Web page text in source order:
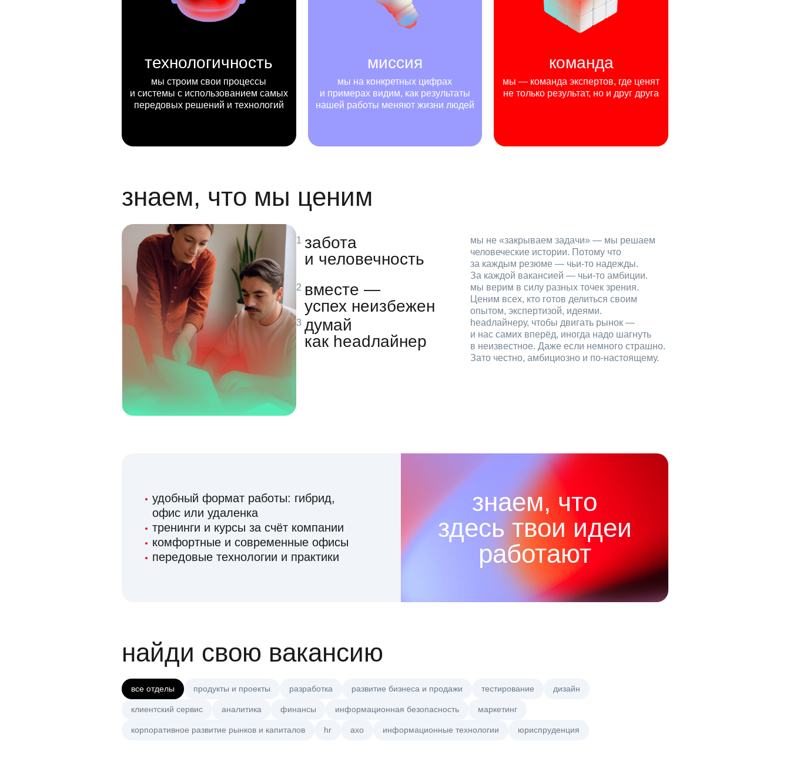
технологичность
мы строим свои процессы
и системы с использованием самых
передовых решений и технологий
миссия
мы на конкретных цифрах
и примерах видим, как результаты
нашей работы меняют жизни людей
команда
мы — команда экспертов, где ценят
не только результат, но и друг друга
знаем, что мы ценим
забота
и человечность
мы не «закрываем задачи» — мы решаем
человеческие истории. Потому что
за каждым резюме — чьи‑то надежды.
За каждой вакансией — чьи‑то амбиции.
вместе —
успех неизбежен
мы верим в силу разных точек зрения.
Ценим всех, кто готов делиться своим
опытом, экспертизой, идеями.
думай
как headлайнер
headлайнеру, чтобы двигать рынок —
и нас самих вперёд, иногда надо шагнуть
в неизвестное. Даже если немного страшно.
Зато честно, амбициозно и по‑настоящему.
удобный формат работы: гибрид,
офис или удаленка
тренинги и курсы за счёт компании
комфортные и современные офисы
передовые технологии и практики
знаем, что
здесь твои идеи
работают
найди свою вакансию
все отделы продукты и проекты разработка развитие бизнеса и продажи тестирование дизайн
клиентский сервис аналитика финансы информационная безопасность маркетинг
корпоративное развитие рынков и капиталов hr axo информационные технологии юриспруденция